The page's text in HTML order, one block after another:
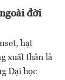
đời
hạt
xuất thân là
Đại học